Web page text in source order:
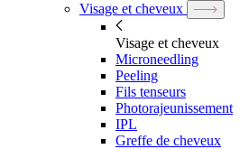
Visage et cheveux
Visage et cheveux
Microneedling
Peeling
Fils tenseurs
Photorajeunissement
IPL
Greffe de cheveux